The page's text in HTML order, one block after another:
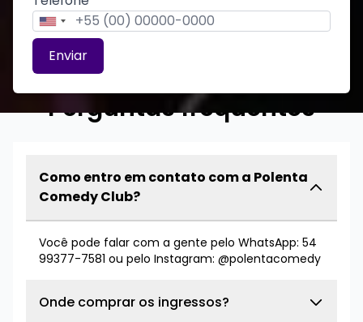
Estados
+1
Estados
+1
Enviar
Perguntas frequentes
Como entro em contato com a Polenta
Comedy Club?
Você pode falar com a gente pelo WhatsApp: 54
99377-7581 ou pelo Instagram: @polentacomedy
Onde comprar os ingressos?